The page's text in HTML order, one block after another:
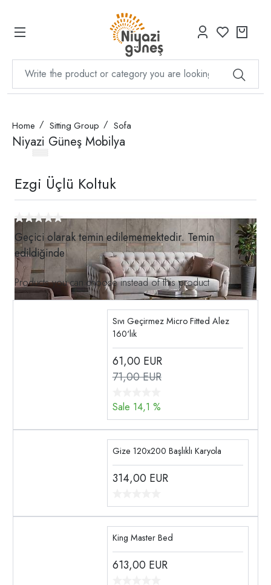
Home Sitting Group Sofa
Niyazi Güneş Mobilya
Ezgi Üçlü Koltuk
Geçici olarak temin edilememektedir. Temin
edildiğinde
Products you can choose instead of this product
Sıvı Geçirmez Micro Fitted Alez
160'lık
61,00 EUR
71,00 EUR
Sale 14,1 %
Gize 120x200 Başlıklı Karyola
314,00 EUR
King Master Bed
613,00 EUR